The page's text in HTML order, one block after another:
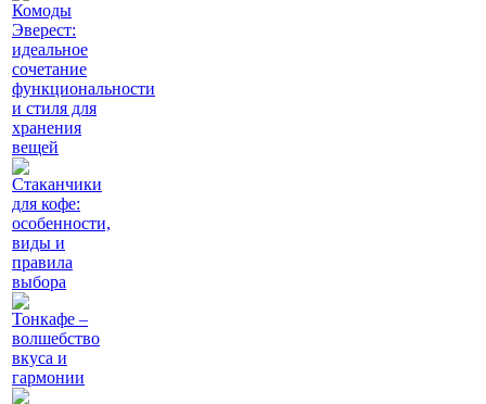
Комоды
Эверест:
идеальное
сочетание
функциональности
и стиля для
хранения
вещей
Стаканчики
для кофе:
особенности,
виды и
правила
выбора
Тонкафе –
волшебство
вкуса и
гармонии